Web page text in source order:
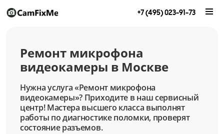
+7 (495) 023-91-73
Ремонт микрофона
видеокамеры в Москве
Нужна услуга «Ремонт микрофона
видеокамеры»? Приходите в наш сервисный
центр! Мастера высшего класса выполнят
работы по диагностике поломки, проверят
состояние разъемов.